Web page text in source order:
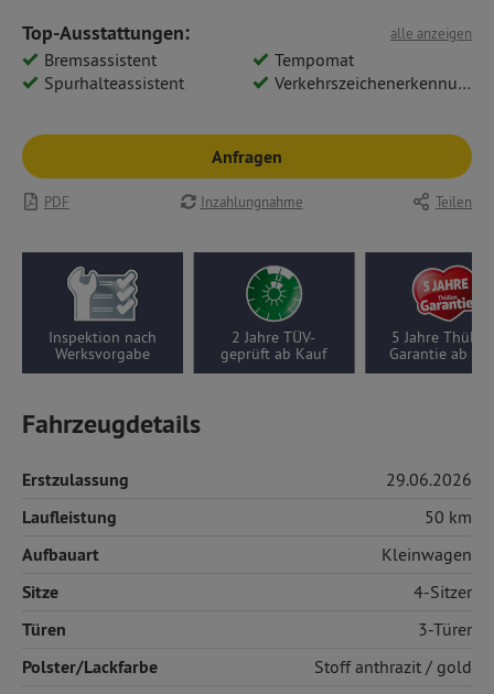
alle anzeigen
Top-Ausstattungen:
Bremsassistent
Tempomat
Spurhalteassistent
Verkehrszeichenerkennung
Anfragen
PDF Inzahlungnahme Teilen
nach
2 Jahre TÜV-
geprüft ab Kauf
5 Jahre Thüllen-
Garantie ab Kauf
50
Fahrzeugdetails
Erstzulassung 29.06.2026
Laufleistung 50 km
Aufbauart Kleinwagen
Sitze 4-Sitzer
Türen 3-Türer
Polster/Lackfarbe Stoffanthrazit / gold